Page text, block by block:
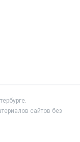
сайтов без